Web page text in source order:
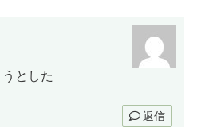
とした
返信